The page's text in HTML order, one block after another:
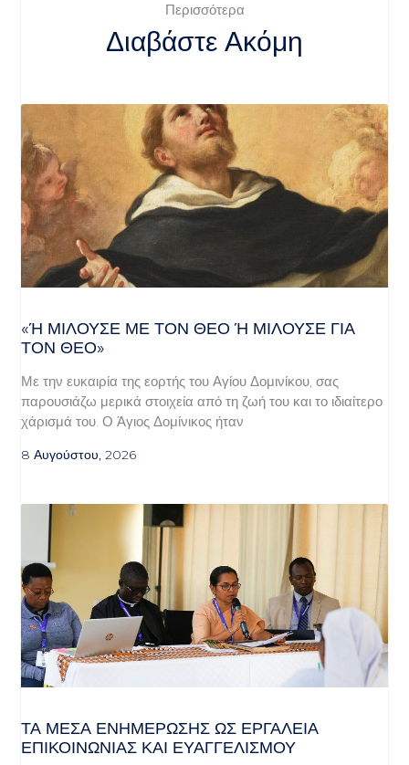
Περισσότερα
Διαβάστε Ακόμη
«Ή ΜΙΛΟΎΣΕ ΜΕ ΤΟΝ ΘΕΌ Ή ΜΙΛΟΎΣΕ ΓΙΑ ΤΟ
Ν ΘΕΌ»
Με την ευκαιρία της εορτής του Αγίου Δομινίκου, σας
παρουσιάζω μερικά στοιχεία από τη ζωή του και το ιδιαίτερο
χάρισμά του. Ο Άγιος Δομίνικος ήταν
8 Αυγούστου, 2026
ΤΑ ΜΈΣΑ ΕΝΗΜΈΡΩΣΗΣ ΩΣ ΕΡΓΑΛΕΊΑ
ΕΠΙΚΟΙΝΩΝΊΑΣ ΚΑΙ ΕΥΑΓΓΕΛΙΣΜΟΎ